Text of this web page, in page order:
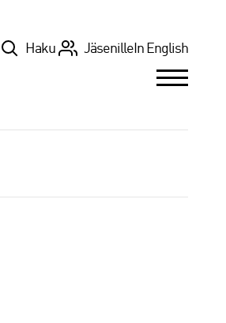
TopHaku Jäsenille In English